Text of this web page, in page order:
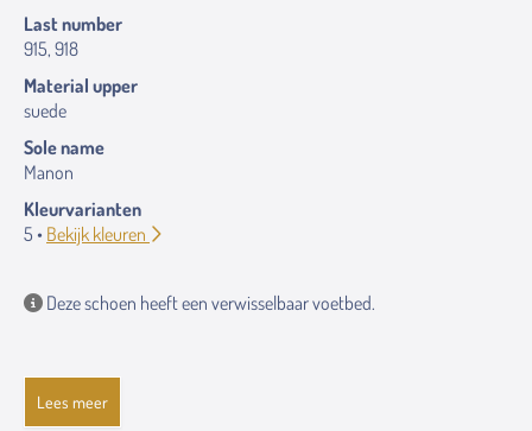
Last number
915, 918
Material upper
suede
Sole name
Manon
Kleurvarianten
5 • Bekijk kleuren
Deze schoen heeft een verwisselbaar voetbed.
Lees meer